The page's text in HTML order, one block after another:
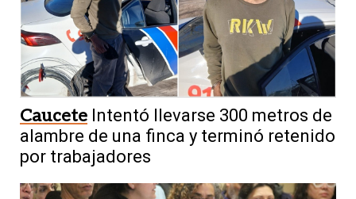
Caucete Intentó llevarse 300 metros de
alambre de una finca y terminó retenido
por trabajadores